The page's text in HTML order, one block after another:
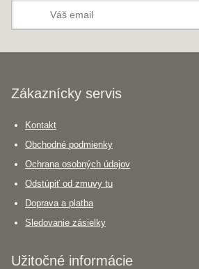
Zákaznícky servis
Kontakt
Obchodné podmienky
Ochrana osobných údajov
Odstúpiť od zmuvy tu
Doprava a platba
Sledovanie zásielky
Užitočné informácie